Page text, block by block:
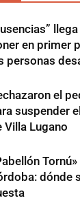
en primer
personas
el
suspender
Villa Lugano
dónde